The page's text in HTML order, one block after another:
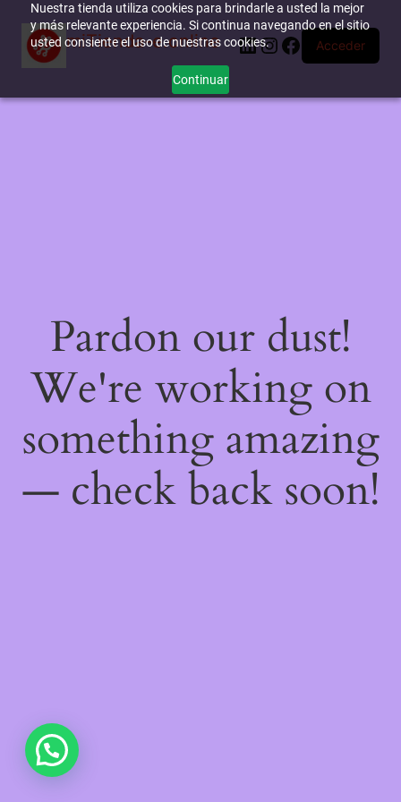
Nuestra tienda utiliza cookies para brindarle a usted la mejor
y más relevante experiencia. Si continua navegando en el sitio
usted consiente el uso de nuestras cookies.
Continuar
miTienda-e.online LinkedIn
Instagram
Facebook
Acceder
Pardon our dust!
We're working on
something amazing
— check back soon!